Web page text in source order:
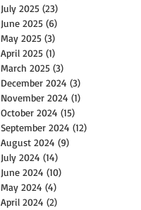
July 2025 (23)
June 2025 (6)
May 2025 (3)
April 2025 (1)
March 2025 (3)
December 2024 (3)
November 2024 (1)
October 2024 (15)
September 2024 (12)
August 2024 (9)
July 2024 (14)
June 2024 (10)
May 2024 (4)
April 2024 (2)